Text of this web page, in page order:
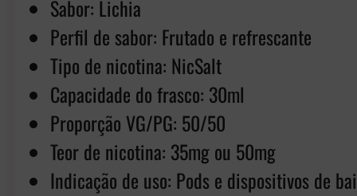
Sabor: Lichia
Perfil de sabor: Frutado e refrescante
Tipo de nicotina: NicSalt
Capacidade do frasco: 30ml
Proporção VG/PG: 50/50
Teor de nicotina: 35mg ou 50mg
Indicação de uso: Pods e dispositivos de